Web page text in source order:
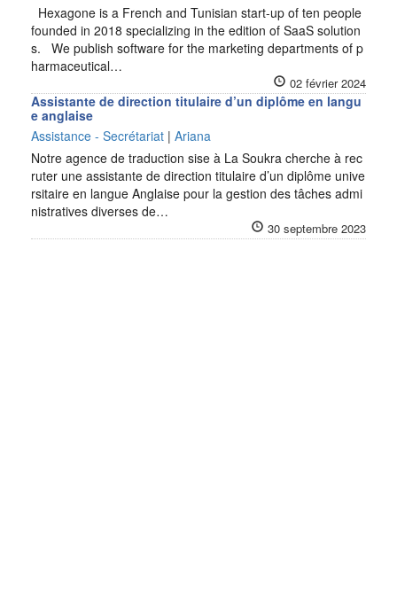
Hexagone is a French and Tunisian start-up of ten people
founded in 2018 specializing in the edition of SaaS solution
s. We publish software for the marketing departments of p
harmaceutical…
02 février 2024
Assistante de direction titulaire d’un diplôme en langu
e anglaise
Assistance - Secrétariat | Ariana
Notre agence de traduction sise à La Soukra cherche à rec
ruter une assistante de direction titulaire d’un diplôme unive
rsitaire en langue Anglaise pour la gestion des tâches admi
nistratives diverses de…
30 septembre 2023